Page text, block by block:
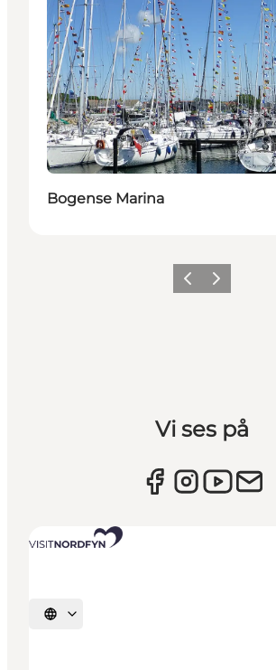
Bogense Marina
Forrige billede
Næste billede
Vi ses på
Vælg sprog